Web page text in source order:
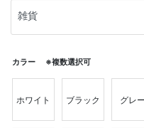
カラー ※複数選択可
ホワイト ブラック グレー